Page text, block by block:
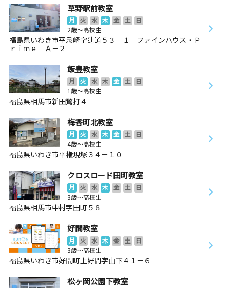
草野駅前教室
月 火 水 木 金 土
日
2歳～高校生
福島県いわき市平泉崎字辻道５３－１ ファインハウス・Ｐ
ｒｉｍｅ Ａ－２
飯豊教室
月 火 水 木 金 土
日
1歳～高校生
福島県相馬市新田鷺打４
梅香町北教室
月 火 水 木 金 土
日
4歳～高校生
福島県いわき市平権現塚３４－１０
クロスロード田町教室
月 火 水 木 金 土
日
3歳～高校生
福島県相馬市中村字田町５８
好間教室
月 火 水 木 金 土
日
3歳～高校生
福島県いわき市好間町上好間字山下４１－６
松ヶ岡公園下教室